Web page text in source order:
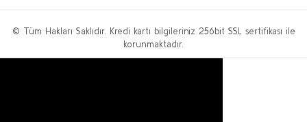
© Tüm Hakları Saklıdır. Kredi kartı bilgileriniz 256bit SSL sertifikası ile
korunmaktadır.